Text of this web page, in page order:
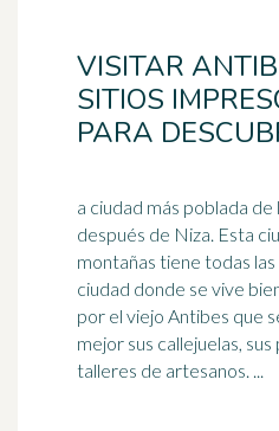
VISITAR
SITIOS
PARA
a ciudad más poblada
después de Niza. Esta
montañas tiene todas
ciudad donde se vive
por el viejo Antibes que
mejor sus callejuelas,
talleres de artesanos. ...